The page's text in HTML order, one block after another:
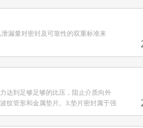
漏量对密封及可靠性的双重标准来
达到足够足够的比压，阻止介质向外
纹管形和金属垫片。3.垫片密封属于强